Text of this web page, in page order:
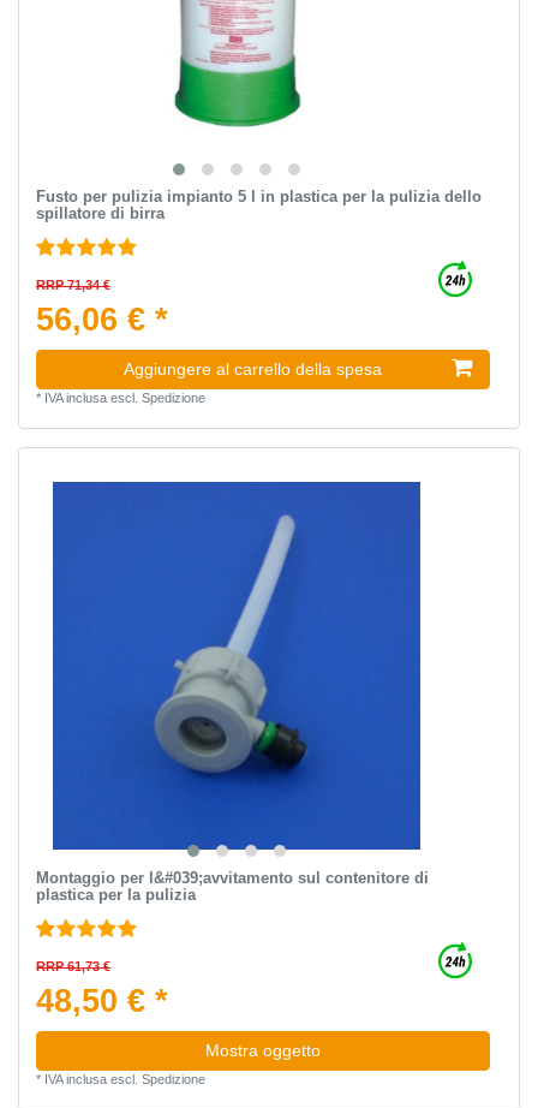
Fusto per pulizia impianto 5 l in plastica per la pulizia dello
spillatore di birra
RRP 71,34 €
56,06 € *
Aggiungere al carrello della spesa
* IVA inclusaescl. Spedizione
Montaggio per l&#039;avvitamento sul contenitore di
plastica per la pulizia
RRP 61,73 €
48,50 € *
Mostra oggetto
* IVA inclusaescl. Spedizione